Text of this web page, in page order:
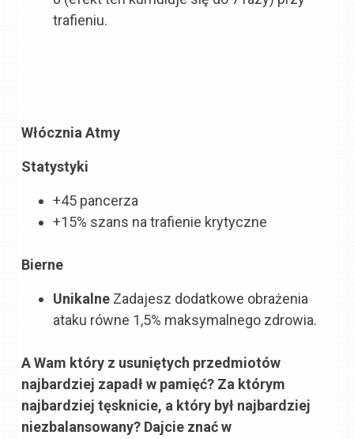
trafieniu.
Włócznia Atmy
Statystyki
+45 pancerza
+15% szans na trafienie krytyczne
Bierne
Unikalne Zadajesz dodatkowe obrażenia
ataku równe 1,5% maksymalnego zdrowia.
A Wam który z usuniętych przedmiotów
najbardziej zapadł w pamięć? Za którym
najbardziej tęsknicie, a który był najbardziej
niezbalansowany? Dajcie znać w